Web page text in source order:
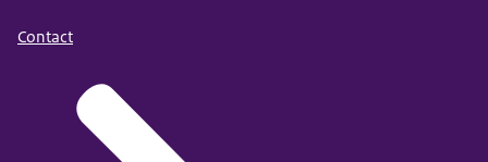
Contact